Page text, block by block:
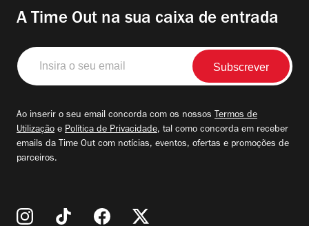
A Time Out na sua caixa de entrada
Insira
o
seu
Ao inserir o seu email concorda com os nossos Termos de
Utilização e Política de Privacidade, tal como concorda em receber
emails da Time Out com notícias, eventos, ofertas e promoções de
parceiros.